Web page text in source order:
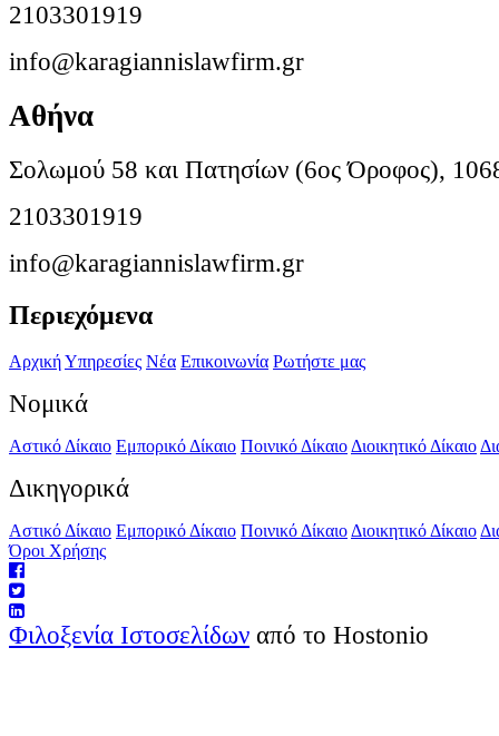
2103301919
info@karagiannislawfirm.gr
Αθήνα
Σολωμού 58 και Πατησίων (6ος Όροφος),
2103301919
info@karagiannislawfirm.gr
Περιεχόμενα
ΑρχικήΥπηρεσίες Νέα Επικοινωνία Ρωτήστε μας
Νομικά
Αστικό Δίκαιο Εμπορικό Δίκαιο Ποινικό Δίκαιο Διοικητικό Δίκαιο
Δικηγορικά
Αστικό Δίκαιο Εμπορικό Δίκαιο Ποινικό Δίκαιο Διοικητικό Δίκαιο
Όροι Χρήσης
Φιλοξενία Ιστοσελίδων από το Hostonio